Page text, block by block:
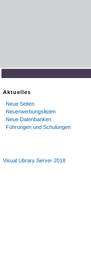
Aktuelles
Neue Seiten
Neuerwerbungslisten
Neue Datenbanken
Führungen und Schulungen
Visual Library Server 2018